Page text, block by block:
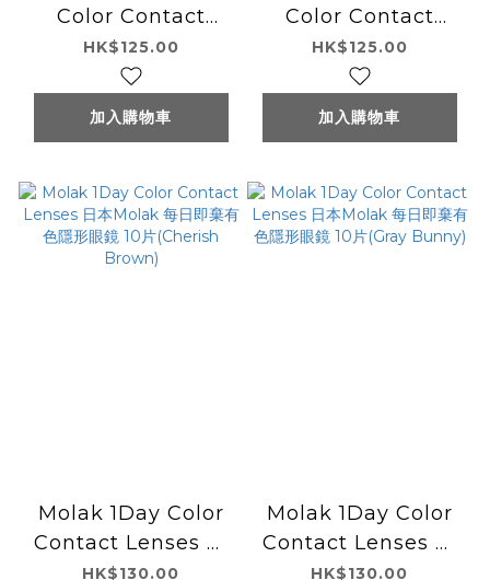
Color Contact
Lenses 月拋型棄有色
隱形眼鏡 2片
(Cherish Brown)
HK$125.00
加入購物車
Color Contact
Lenses 月拋型棄有色
隱形眼鏡 2片(Gray
Bunny)
HK$125.00
加入購物車
Molak 1Day Color
Contact Lenses 日
本Molak 每日即棄有
HK$130.00
Molak 1Day Color
Contact Lenses 日
本Molak 每日即棄有
HK$130.00